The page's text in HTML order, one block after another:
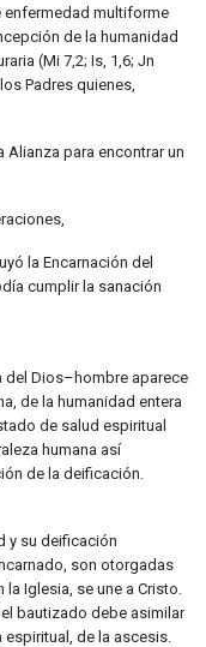
multiforme
de la humanidad
(Mi 7,2; Is, 1,6; Jn
Padres quienes,
para encontrar un
la Encarnación del
cumplir la sanación
del Dios–hombre aparece
de la humanidad entera
de salud espiritual
humana así
de la deificación.
y su deificación
son otorgadas
Iglesia, se une a Cristo.
bautizado debe asimilar
espiritual, de la ascesis.